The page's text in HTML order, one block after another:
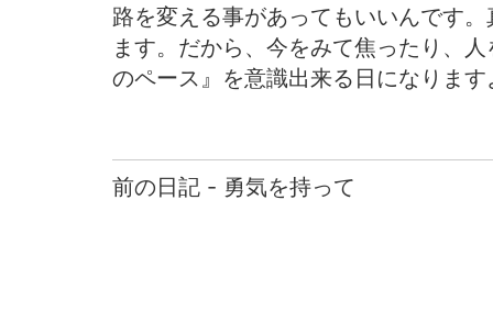
路を変える事があってもいいんです
ます。だから、今をみて焦ったり、
のペース』を意識出来る日になりま
前の日記 - 勇気を持って